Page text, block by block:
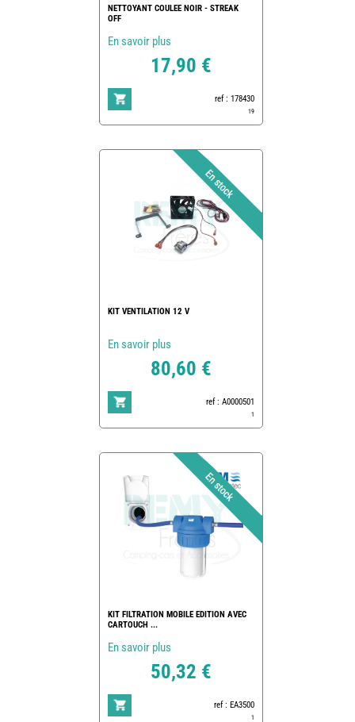
NETTOYANT COULEE NOIR - STREAK
OFF
En savoir plus
17,90 €
ref : 178430
19
KIT VENTILATION 12 V
En savoir plus
80,60 €
ref : A0000501
1
KIT FILTRATION MOBILE EDITION AVEC
CARTOUCH ...
En savoir plus
50,32 €
ref : EA3500
1